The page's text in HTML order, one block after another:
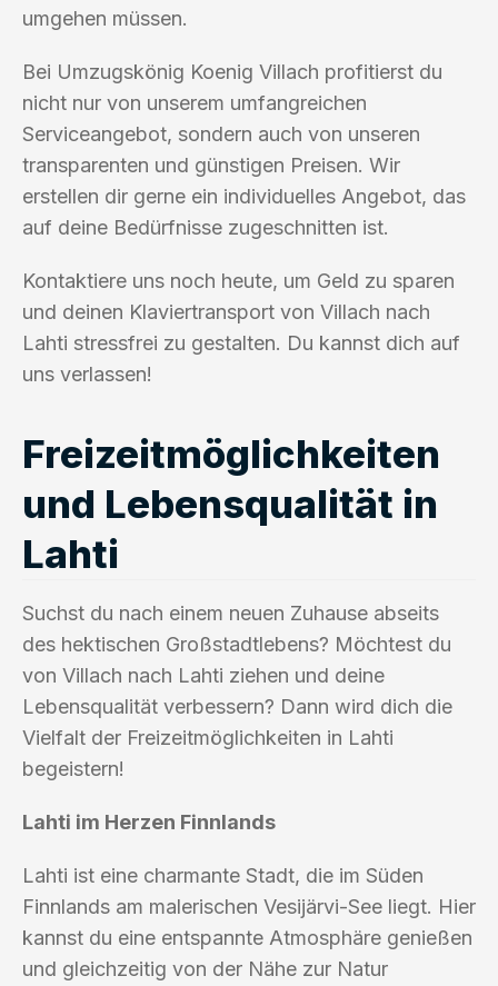
umgehen müssen.
Bei Umzugskönig Koenig Villach profitierst du
nicht nur von unserem umfangreichen
Serviceangebot, sondern auch von unseren
transparenten und günstigen Preisen. Wir
erstellen dir gerne ein individuelles Angebot, das
auf deine Bedürfnisse zugeschnitten ist.
Kontaktiere uns noch heute, um Geld zu sparen
und deinen Klaviertransport von Villach nach
Lahti stressfrei zu gestalten. Du kannst dich auf
uns verlassen!
Freizeitmöglichkeiten
und Lebensqualität in
Lahti
Suchst du nach einem neuen Zuhause abseits
des hektischen Großstadtlebens? Möchtest du
von Villach nach Lahti ziehen und deine
Lebensqualität verbessern? Dann wird dich die
Vielfalt der Freizeitmöglichkeiten in Lahti
begeistern!
Lahti im Herzen Finnlands
Lahti ist eine charmante Stadt, die im Süden
Finnlands am malerischen Vesijärvi-See liegt. Hier
kannst du eine entspannte Atmosphäre genießen
und gleichzeitig von der Nähe zur Natur